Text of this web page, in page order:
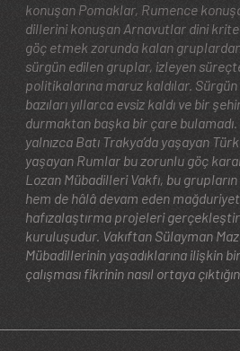
konuşan Pomaklar, Rumence
dillerini konuşan Arnavutlar dini
göç etmek zorunda kalan gruplardan
sürgün edilen gruplar, izleyen
politikalarına maruz kaldılar.
bazıları yıllarca evsiz kaldı ve bir
durmaktan başka bir çare
yalnızca Batı Trakya’da yaşayan
yaşayan Rumlar bu zorunlu göç
Lozan Mübadilleri Vakfı, bu
hem de hâlâ devam eden
hafızalaştırma projeleri
kuruluşudur. Vakıftan Sülayman
Mübadillerinin yaşadıklarına ilişkin
çalışması fikrinin nasıl ortaya